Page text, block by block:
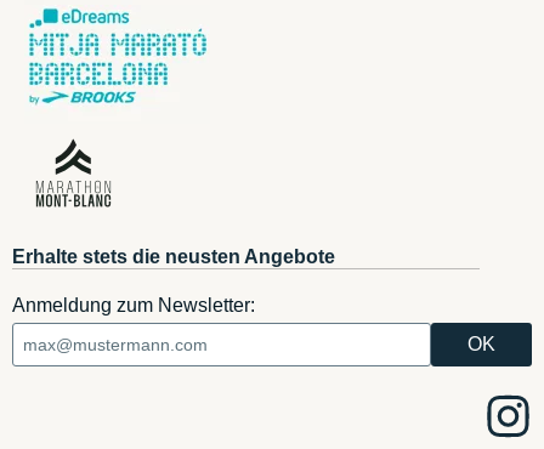
Erhalte stets die neusten Angebote
Anmeldung zum Newsletter: